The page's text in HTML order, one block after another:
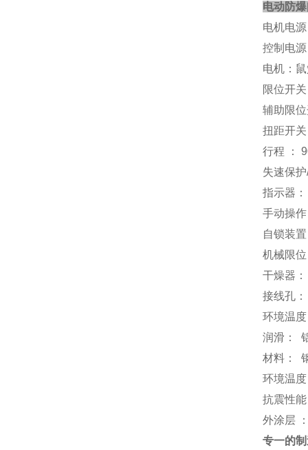
电动防
电机电
控制电
电机：
限位开
辅助限
扭距开
行程 ：
失速保
指示器
手动操
自锁装
机械限
干燥器
接线孔
环境温
润滑：
材料：
环境温
抗震性
外涂层
专一的